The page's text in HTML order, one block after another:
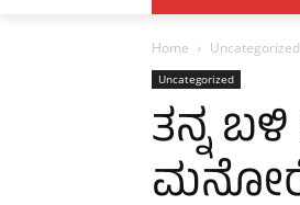
Home Uncategorized
Uncategorized
ತನ್ನ